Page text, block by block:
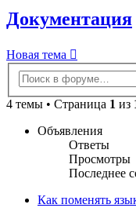
Документация
Новая тема
4 темы • Страница 1 из
Объявления
Ответы
Просмотры
Последнее
Как поменять